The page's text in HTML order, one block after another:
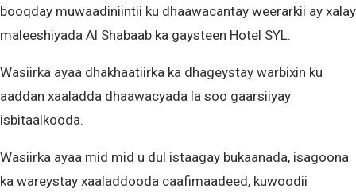
booqday muwaadiniintii ku dhaawacantay weerarkii ay xalay
maleeshiyada Al Shabaab ka gaysteen Hotel SYL.
Wasiirka ayaa dhakhaatiirka ka dhageystay warbixin ku
aaddan xaaladda dhaawacyada la soo gaarsiiyay
isbitaalkooda.
Wasiirka ayaa mid mid u dul istaagay bukaanada, isagoona
ka wareystay xaaladdooda caafimaadeed, kuwoodii